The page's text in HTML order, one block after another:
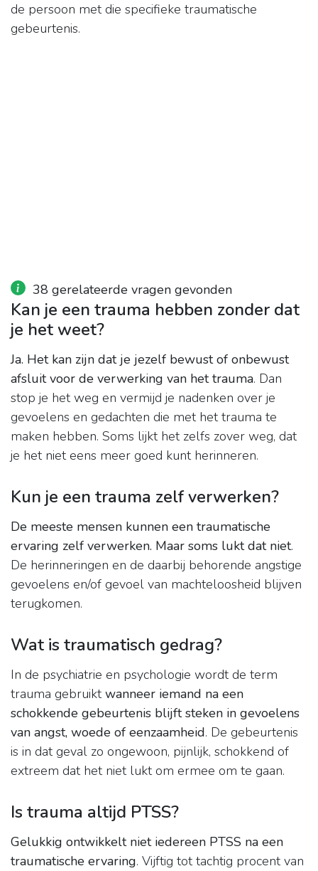
de persoon met die specifieke traumatische
gebeurtenis.
38 gerelateerde vragen gevonden
Kan je een trauma hebben zonder dat
je het weet?
Ja. Het kan zijn dat je jezelf bewust of onbewust
afsluit voor de verwerking van het trauma. Dan
stop je het weg en vermijd je nadenken over je
gevoelens en gedachten die met het trauma te
maken hebben. Soms lijkt het zelfs zover weg, dat
je het niet eens meer goed kunt herinneren.
Kun je een trauma zelf verwerken?
De meeste mensen kunnen een traumatische
ervaring zelf verwerken. Maar soms lukt dat niet.
De herinneringen en de daarbij behorende angstige
gevoelens en/of gevoel van machteloosheid blijven
terugkomen.
Wat is traumatisch gedrag?
In de psychiatrie en psychologie wordt de term
trauma gebruiktwanneer iemand na een
schokkende gebeurtenis blijft steken in gevoelens
van angst, woede of eenzaamheid. De gebeurtenis
is in dat geval zo ongewoon, pijnlijk, schokkend of
extreem dat het niet lukt om ermee om te gaan.
Is trauma altijd PTSS?
Gelukkig ontwikkelt niet iedereen PTSS na een
traumatische ervaring. Vijftig tot tachtig procent van